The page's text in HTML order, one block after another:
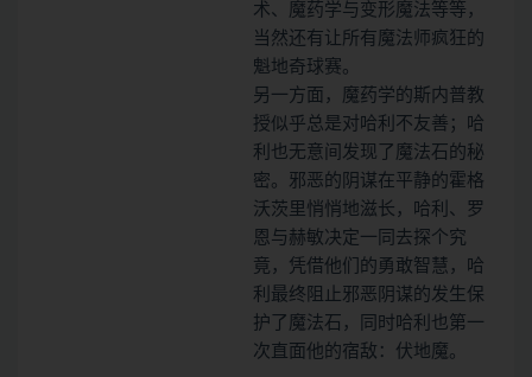
术、魔药学与变形魔法等等，
当然还有让所有魔法师疯狂的
魁地奇球赛。
另一方面，魔药学的斯内普教
授似乎总是对哈利不友善；哈
利也无意间发现了魔法石的秘
密。邪恶的阴谋在平静的霍格
沃茨里悄悄地滋长，哈利、罗
恩与赫敏决定一同去探个究
竟，凭借他们的勇敢智慧，哈
利最终阻止邪恶阴谋的发生保
护了魔法石，同时哈利也第一
次直面他的宿敌：伏地魔。